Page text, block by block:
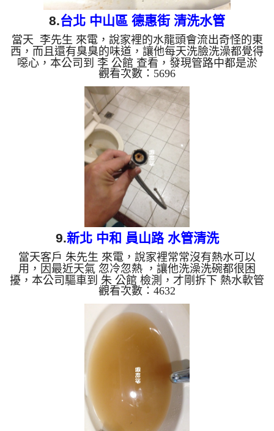
8.台北 中山區 德惠街 清洗水管
當天 李先生 來電，說家裡的水龍頭會流出奇怪的東
西，而且還有臭臭的味道，讓他每天洗臉洗澡都覺得
噁心，本公司到 李 公館 查看，發現管路中都是淤
泥，管路累積太多異物後，便從水龍頭流出了，本公
司架起 水管清洗機 ，開始 清洗水管 ，髒水狂噴，如
下圖及影片，李先生 嚇到叫了一聲， 水管清洗 約兩
小時後，不在有髒水， 李先生總算能正常用水了。
清洗水管, 水管清洗, 洗水管, 熱水管堵塞, 熱水忽冷忽
熱, 洗管路, 清管路 ...
觀看次數：5696
9.新北 中和 員山路 水管清洗
當天客戶 朱先生 來電，說家裡常常沒有熱水可以
用，因最近天氣 忽冷忽熱 ，讓他洗澡洗碗都很困
擾，本公司驅車到 朱 公館 檢測，才剛拆下 熱水軟管
，就發現管路裡面結了一層厚厚的碳酸鈣，所以水無
法正常通過，，本公司架起 水管清洗機 ，開始 清洗
水管 ，髒水狂噴，如下圖及影片，朱先生 感覺說不
出話來，清洗水管 過程堵住了好幾次，本公司改以
特殊工法處理， 水管清洗 約兩小時後，出水量變
大， 朱先生總算能正常使用熱水了。 清洗水管, 水管
清洗, 洗水管, 熱水管堵塞, 熱水忽冷忽熱...
觀看次數：4632